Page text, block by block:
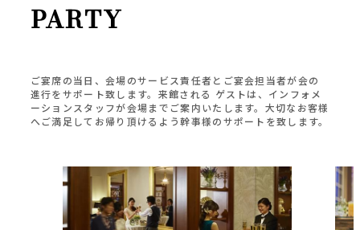
PARTY
ご宴席の当日、会場のサービス責任者とご宴会担当者が会の
進行をサポート致します。来館される ゲストは、インフォメ
ーションスタッフが会場までご案内いたします。大切なお客様
へご満足してお帰り頂けるよう幹事様のサポートを致します。